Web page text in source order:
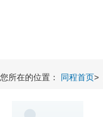
您所在的位置： 同程首页>